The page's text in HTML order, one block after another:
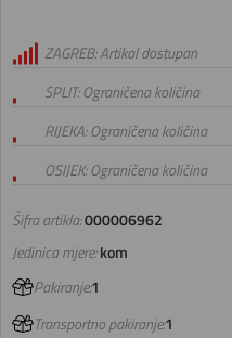
Šifra artikla:000006962
ZAGREB: Artikal dostupan
SPLIT: Ograničena količina
RIJEKA: Ograničena količina
OSIJEK: Ograničena količina
Jedinica mjere:kom
Pakiranje:1
Transportno pakiranje:1